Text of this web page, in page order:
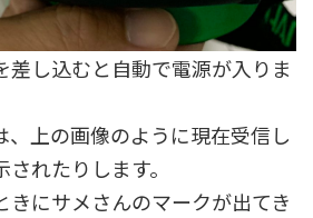
差し込むと自動で電源が入りま
、上の画像のように現在受信し
れたりします。
きにサメさんのマークが出てき